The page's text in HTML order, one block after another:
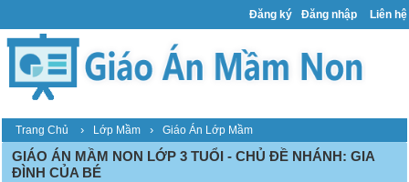
Đăng ký Đăng nhập Liên hệ
Trang Chủ › Lớp Mầm › Giáo Án Lớp Mầm
GIÁO ÁN MẦM NON LỚP 3 TUỔI - CHỦ ĐỀ NHÁNH: GIA
ĐÌNH CỦA BÉ